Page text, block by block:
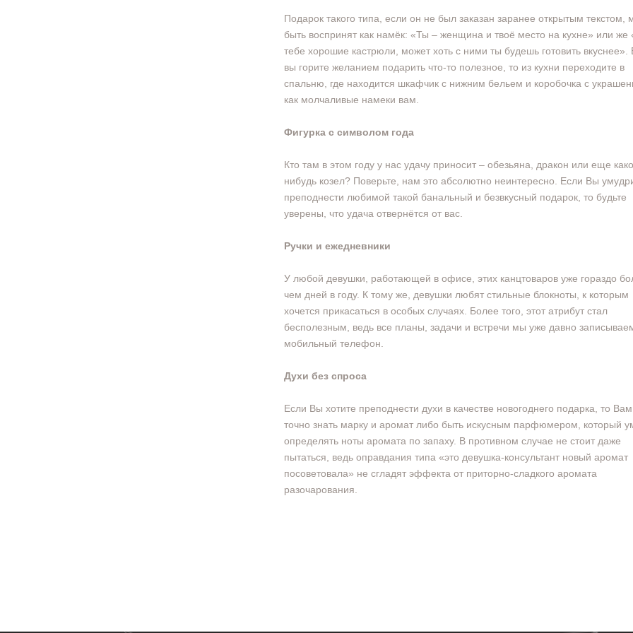
Подарок такого типа, если он не был заказан заранее открытым текстом,
быть воспринят как намёк: «Ты – женщина и твоё место на кухне» или же
тебе хорошие кастрюли, может хоть с ними ты будешь готовить вкуснее».
вы горите желанием подарить что-то полезное, то из кухни переходите в
спальню, где находится шкафчик с нижним бельем и коробочка с
как молчаливые намеки вам.
Фигурка с символом года
Кто там в этом году у нас удачу приносит – обезьяна, дракон или еще
нибудь козел? Поверьте, нам это абсолютно неинтересно. Если Вы
преподнести любимой такой банальный и безвкусный подарок, то будьте
уверены, что удача отвернётся от вас.
Ручки и ежедневники
У любой девушки, работающей в офисе, этих канцтоваров уже гораздо
чем дней в году. К тому же, девушки любят стильные блокноты, к которым
хочется прикасаться в особых случаях. Более того, этот атрибут стал
бесполезным, ведь все планы, задачи и встречи мы уже давно
мобильный телефон.
Духи без спроса
Если Вы хотите преподнести духи в качестве новогоднего подарка, то
точно знать марку и аромат либо быть искусным парфюмером, который
определять ноты аромата по запаху. В противном случае не стоит даже
пытаться, ведь оправдания типа «это девушка-консультант новый аромат
посоветовала» не сгладят эффекта от приторно-сладкого аромата
разочарования.